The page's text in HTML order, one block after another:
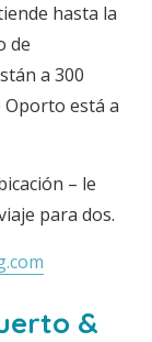
hasta la
de
a 300
está a
– le
para dos.
&